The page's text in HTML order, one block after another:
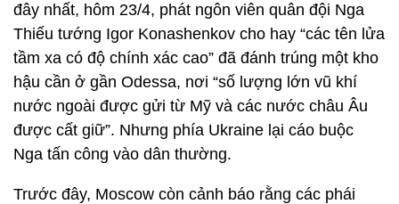
đây nhất, hôm 23/4, phát ngôn viên quân đội Nga
Thiếu tướng Igor Konashenkov cho hay “các tên lửa
tầm xa có độ chính xác cao” đã đánh trúng một kho
hậu cần ở gần Odessa, nơi “số lượng lớn vũ khí
nước ngoài được gửi từ Mỹ và các nước châu Âu
được cất giữ”. Nhưng phía Ukraine lại cáo buộc
Nga tấn công vào dân thường.
Trước đây, Moscow còn cảnh báo rằng các phái